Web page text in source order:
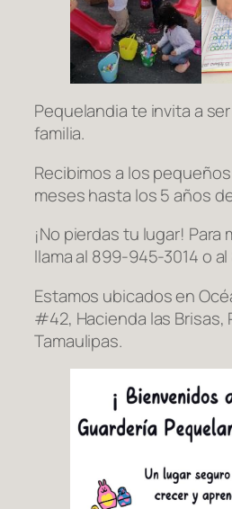
Pequelandia te invita a
familia.
Recibimos a los
meses hasta los 5 años
¡No pierdas tu lugar! Para
llama al 899-945-3014 o
Estamos ubicados en
#42, Hacienda las Brisas,
Tamaulipas.